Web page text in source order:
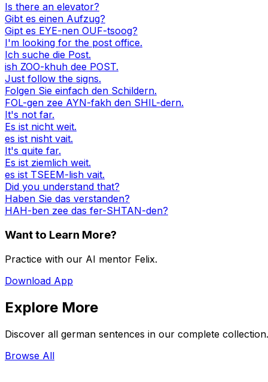
Is there an elevator?
Gibt es einen Aufzug?
Gipt es EYE-nen OUF-tsoog?
I'm looking for the post office.
Ich suche die Post.
ish ZOO-khuh dee POST.
Just follow the signs.
Folgen Sie einfach den Schildern.
FOL-gen zee AYN-fakh den SHIL-dern.
It's not far.
Es ist nicht weit.
es ist nisht vait.
It's quite far.
Es ist ziemlich weit.
es ist TSEEM-lish vait.
Did you understand that?
Haben Sie das verstanden?
HAH-ben zee das fer-SHTAN-den?
Want to Learn More?
Practice with our AI mentor Felix.
Download App
Explore More
Discover all german sentences in our complete collection.
Browse All